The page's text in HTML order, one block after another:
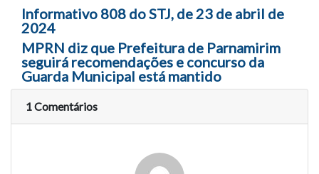
Navegação entre posts
Informativo 808 do STJ, de 23 de abril de
2024
MPRN diz que Prefeitura de Parnamirim
seguirá recomendações e concurso da
Guarda Municipal está mantido
1 Comentários